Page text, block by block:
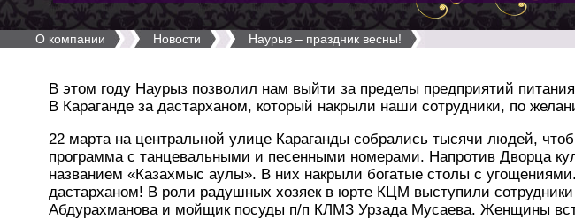
О компании Новости Наурыз – праздник весны!
В этом году Наурыз позволил нам выйти за пределы предприятий
В Караганде за дастарханом, который накрыли наши сотрудники, по
22 марта на центральной улице Караганды собрались тысячи людей,
программа с танцевальными и песенными номерами. Напротив Дворца
названием «Казахмыс аулы». В них накрыли богатые столы с
дастарханом! В роли радушных хозяек в юрте КЦМ выступили
Абдурахманова и мойщик посуды п/п КЛМЗ Урзада Мусаева. Женщины